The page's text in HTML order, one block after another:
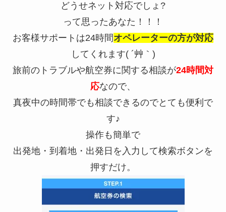
どうせネット対応でしょ?
って思ったあなた！！！
お客様サポートは24時間オペレーターの方が対応
してくれます( ´艸｀)
旅前のトラブルや航空券に関する相談が24時間対
応なので、
真夜中の時間帯でも相談できるのでとても便利で
す♪
操作も簡単で
出発地・到着地・出発日を入力して検索ボタンを
押すだけ。